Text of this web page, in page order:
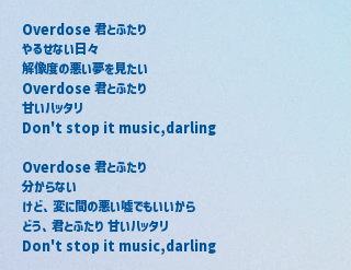
Overdose 君とふたり
やるせない日々
解像度の悪い夢を見たい
Overdose 君とふたり
甘いハッタリ
Don't stop it music,darling
Overdose 君とふたり
分からない
けど、変に間の悪い嘘でもいいから
どう、君とふたり 甘いハッタリ
Don't stop it music,darling